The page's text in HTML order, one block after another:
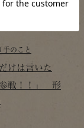
手のこと
けは言いた
戦！！」 形